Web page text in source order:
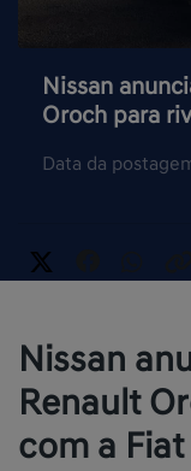
Nissan
Oroch para
Data da
Nissan
Renault
com a